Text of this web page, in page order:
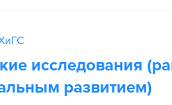
исследования
развитием)